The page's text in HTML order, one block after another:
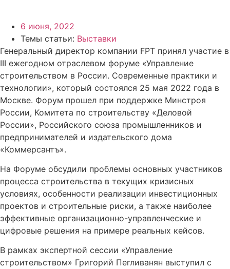
6 июня, 2022
Темы статьи: Выставки
Генеральный директор компании FPT принял участие в
III ежегодном отраслевом форуме «Управление
строительством в России. Современные практики и
технологии», который состоялся 25 мая 2022 года в
Москве. Форум прошел при поддержке Минстроя
России, Комитета по строительству «Деловой
России», Российского союза промышленников и
предпринимателей и издательского дома
«Коммерсантъ».
На Форуме обсудили проблемы основных участников
процесса строительства в текущих кризисных
условиях, особенности реализации инвестиционных
проектов и строительные риски, а также наиболее
эффективные организационно-управленческие и
цифровые решения на примере реальных кейсов.
В рамках экспертной сессии «Управление
строительством» Григорий Пегливанян выступил с